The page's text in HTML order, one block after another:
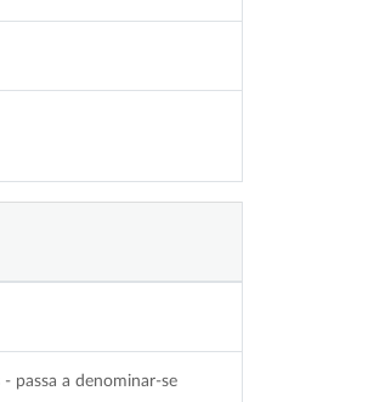
passa a denominar-se